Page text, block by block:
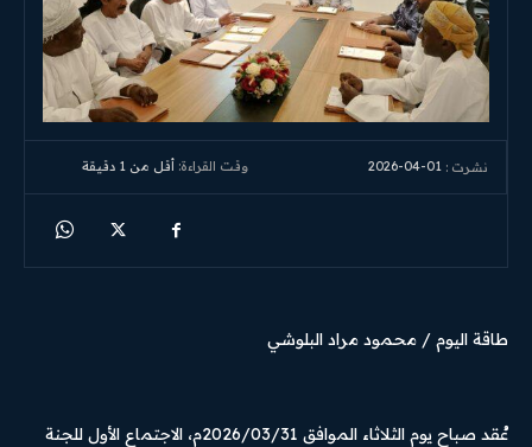
نشرت : 2026-04-01 وقت القراءة: أقل من 1 دقيقة
طاقة اليوم / محمود مراد البلوشي
عُقد صباح يوم الثلاثاء الموافق 2026/03/31م، الاجتماع الأول للجنة